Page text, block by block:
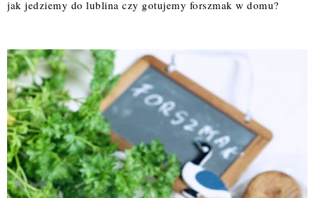
jak jedziemy do lublina czy gotujemy forszmak w domu?